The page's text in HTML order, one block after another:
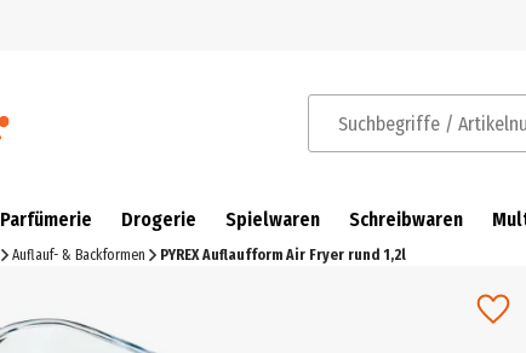
Suchbegriffe /
Parfümerie Drogerie Spielwaren Schreibwaren
Auflauf- & Backformen PYREX Auflaufform Air Fryer rund 1,2l